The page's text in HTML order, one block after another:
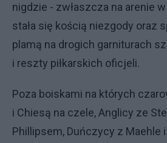
nigdzie - zwłaszcza na arenie
stała się kością niezgody oraz
plamą na drogich garniturach
i reszty piłkarskich oficjeli.
Poza boiskami na których
i Chiesą na czele, Anglicy ze
Phillipsem, Duńczycy z Maehle